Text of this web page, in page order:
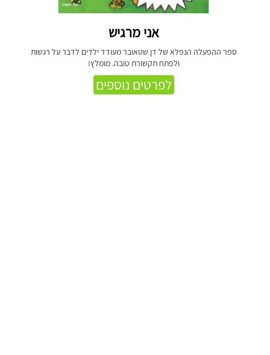
אני מרגיש
ספר ההפעלה הנפלא של דן שטאובר מעודד ילדים לדבר על רגשות
ולפתח תקשורת טובה. מומלץ!
לפרטים נוספים